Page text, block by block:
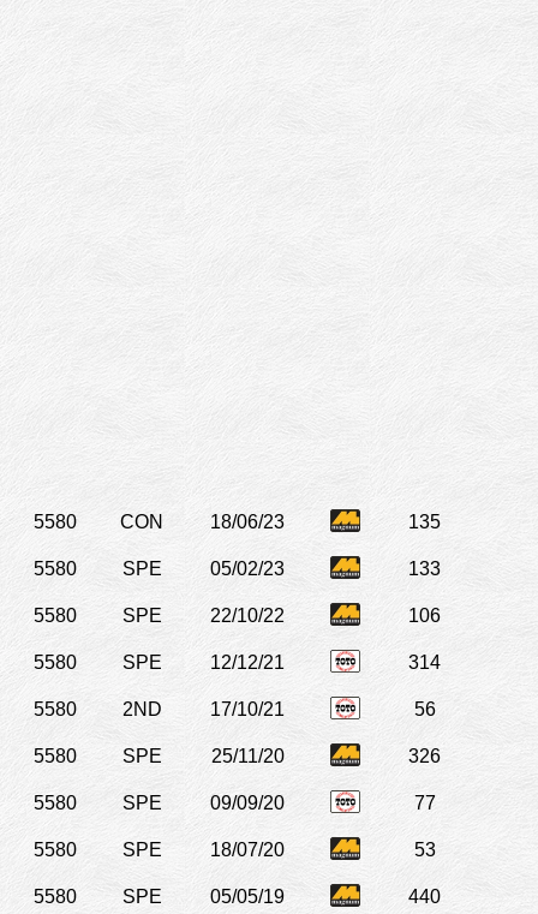
5580 CON 18/06/23 135
5580 SPE 05/02/23 133
5580 SPE 22/10/22 106
5580 SPE 12/12/21 314
5580 2ND 17/10/21 56
5580 SPE 25/11/20 326
5580 SPE 09/09/20 77
5580 SPE 18/07/20 53
5580 SPE 05/05/19 440